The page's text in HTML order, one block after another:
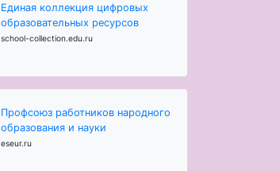
Единая коллекция цифровых
образовательных ресурсов
school-collection.edu.ru
Профсоюз работников народного
образования и науки
eseur.ru